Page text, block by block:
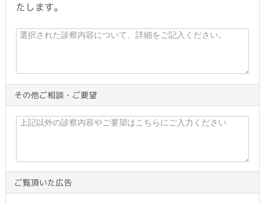
たします。
その他ご相談・ご要望
ご覧頂いた広告